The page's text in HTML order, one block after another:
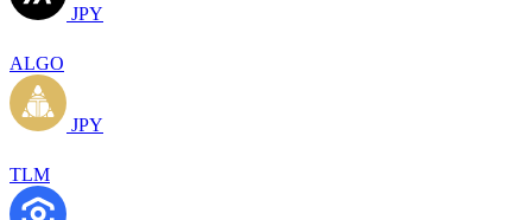
JPY
ALGO
JPY
TLM